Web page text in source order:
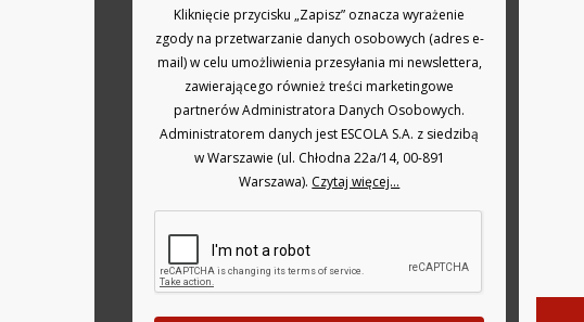
Kliknięcie przycisku „Zapisz” oznacza wyrażenie
zgody na przetwarzanie danych osobowych (adres e-
mail) w celu umożliwienia przesyłania mi newslettera,
zawierającego również treści marketingowe
partnerów Administratora Danych Osobowych.
Administratorem danych jest ESCOLA S.A. z siedzibą
w Warszawie (ul. Chłodna 22a/14, 00-891
Warszawa). Czytaj więcej...